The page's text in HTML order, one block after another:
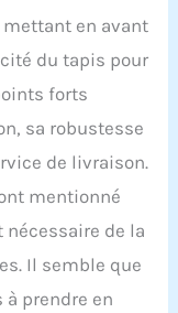
en avant
du tapis pour
forts
sa robustesse
de livraison.
mentionné
de la
Il semble que
prendre en